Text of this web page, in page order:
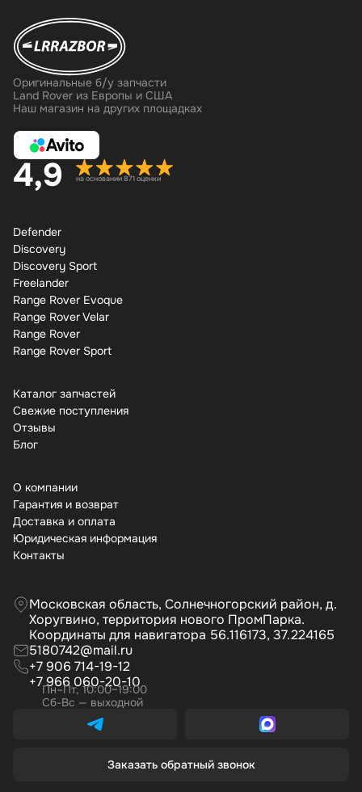
Оригинальные б/у запчасти
Land Rover из Европы и США
Наш магазин на других площадках
4,9 на основании 871 оценки
Defender
Discovery
Discovery Sport
Freelander
Range Rover Evoque
Range Rover Velar
Range Rover
Range Rover Sport
Каталог запчастей
Свежие поступления
Отзывы
Бло
О компании
Гарантия и возврат
Доставка и оплата
Юридическая информация
Контакты
Московская область, Солнечногорский район, д.
Хоругвино, территория нового ПромПарка.
Координаты для навигатора 56.116173, 37.224165
5180742@mail.ru
+7 906 714-19-12
+7 966 060-20-10
Пн–Пт, 10:00–19:00
Сб-Вс — выходной
Заказать обратный звонок